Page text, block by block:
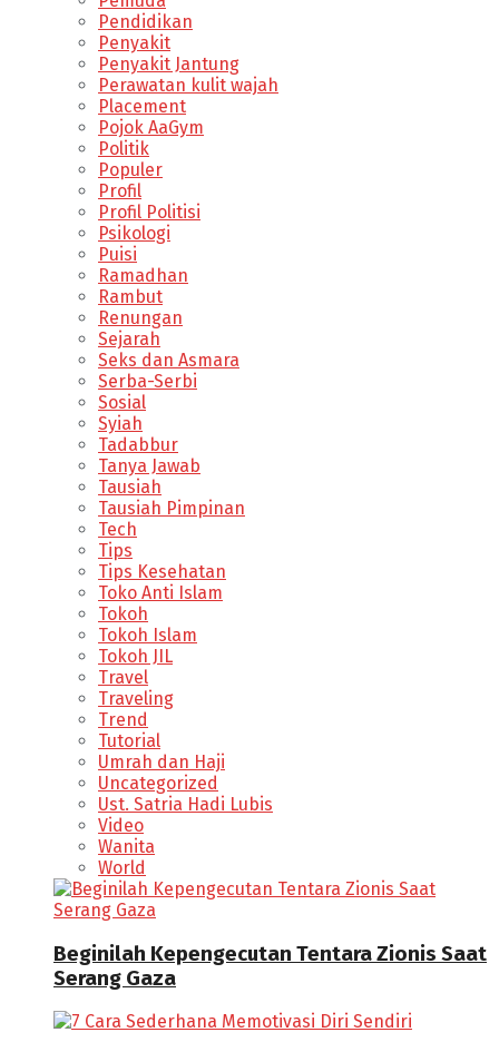
Pendidikan
Penyakit
Penyakit Jantung
Perawatan kulit wajah
Placement
Pojok AaGym
Politik
Populer
Profil
Profil Politisi
Psikologi
Puisi
Ramadhan
Rambut
Renungan
Sejarah
Seks dan Asmara
Serba-Serbi
Sosial
Syiah
Tadabbur
Tanya Jawab
Tausiah
Tausiah Pimpinan
Tech
Tips
Tips Kesehatan
Toko Anti Islam
Tokoh
Tokoh Islam
Tokoh JIL
Travel
Traveling
Trend
Tutorial
Umrah dan Haji
Uncategorized
Ust. Satria Hadi Lubis
Video
Wanita
World
Beginilah Kepengecutan Tentara Zionis Saat
Serang Gaza